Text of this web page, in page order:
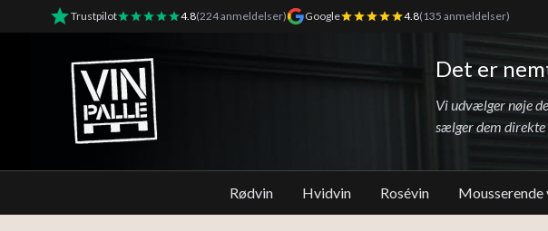
Trustpilot 4.8(224 anmeldelser) Google 4.8(135 anmeldelser)
Vinpalle - Forside Det er
Vi udvælger nøje
sælger dem direkte
Rødvin Hvidvin Rosévin Mousserende